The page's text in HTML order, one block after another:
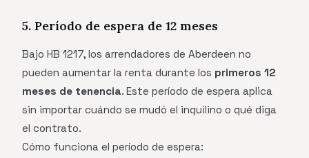
5. Período de espera de 12 meses
Bajo HB 1217, los arrendadores de Aberdeen no
pueden aumentar la renta durante los primeros 12
meses de tenencia. Este período de espera aplica
sin importar cuándo se mudó el inquilino o qué diga
el contrato.
Cómo funciona el período de espera: